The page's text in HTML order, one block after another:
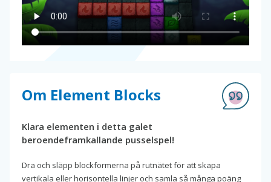
Om Element Blocks
Klara elementen i detta galet
beroendeframkallande pusselspel!
Dra och släpp blockformerna på rutnätet för att skapa
vertikala eller horisontella linjer och samla så många poäng